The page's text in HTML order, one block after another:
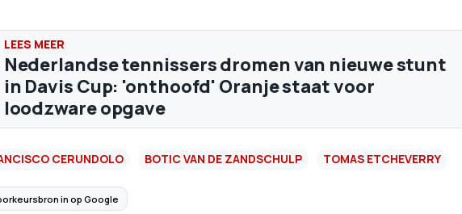
Nederlandse tennissers dromen van nieuwe stunt
in Davis Cup: 'onthoofd' Oranje staat voor
loodzware opgave
CERUNDOLO BOTIC VAN DE ZANDSCHULP TOMAS ETCHEVERRY
in op Google